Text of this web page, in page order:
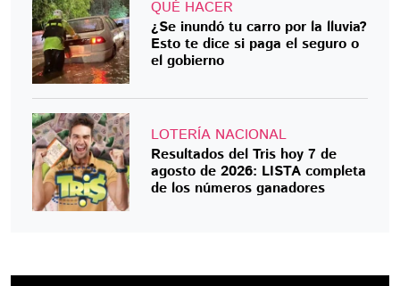
QUÉ HACER
¿Se inundó tu carro por la lluvia?
Esto te dice si paga el seguro o
el gobierno
LOTERÍA NACIONAL
Resultados del Tris hoy 7 de
agosto de 2026: LISTA completa
de los números ganadores